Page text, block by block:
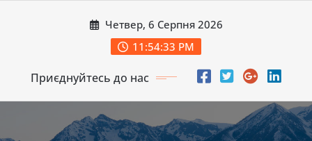
Четвер, 6 Серпня 2026
11:54:35 PM
Приєднуйтесь до нас